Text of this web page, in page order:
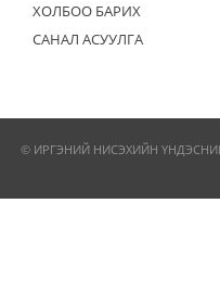
ХОЛБОО БАРИХ
САНАЛ АСУУЛГА
© ИРГЭНИЙ НИСЭХИЙН